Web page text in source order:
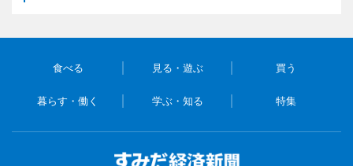
食べる 見る・遊ぶ 買う
暮らす・働く 学ぶ・知る 特集